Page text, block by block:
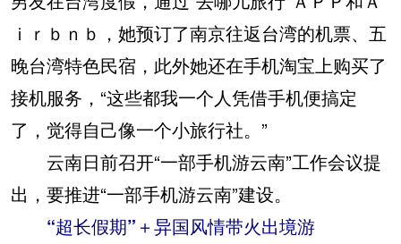
ｉｒｂｎｂ，她预订了南京往返台湾的机票、五
晚台湾特色民宿，此外她还在手机淘宝上购买了
接机服务，“这些都我一个人凭借手机便搞定
了，觉得自己像一个小旅行社。”
云南日前召开“一部手机游云南”工作会议提
出，要推进“一部手机游云南”建设。
“超长假期”＋异国风情带火出境游